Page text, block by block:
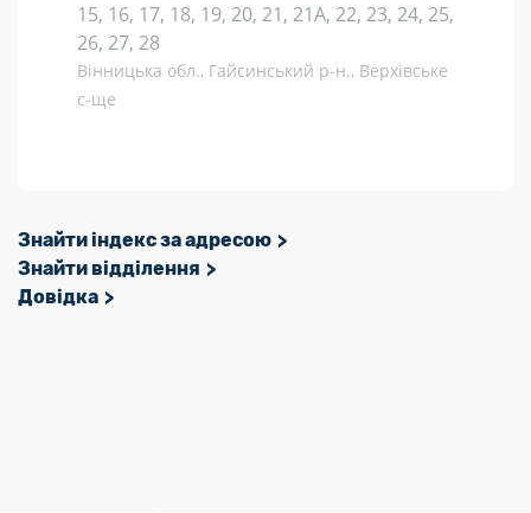
15, 16, 17, 18, 19, 20, 21, 21А, 22, 23, 24, 25,
26, 27, 28
Вінницька обл., Гайсинський р-н., Верхівське
с-ще
Знайти індекс за адресою
Знайти відділення
Довідка